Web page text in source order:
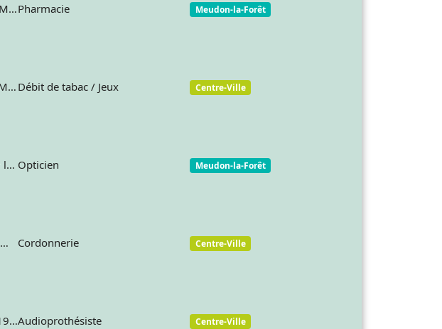
12 PLACE SIMONE VEIL 92360 MEUDON LA FORETPharmacie Meudon-la-Forêt
32 rue de la république 92190 Meudon France Débit de tabac / Jeux Centre-Ville
1 place des arts 92360 Meudon la foret France Opticien Meudon-la-Forêt
32 rue de la République 92190 Meudon France Cordonnerie Centre-Ville
36 RUE DE LA REPUBLIQUE 92190 MEUDON FranceAudioprothésiste Centre-Ville